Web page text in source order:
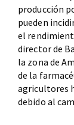
producción
pueden
el
director de
la zona de
de la
agricultores
debido al